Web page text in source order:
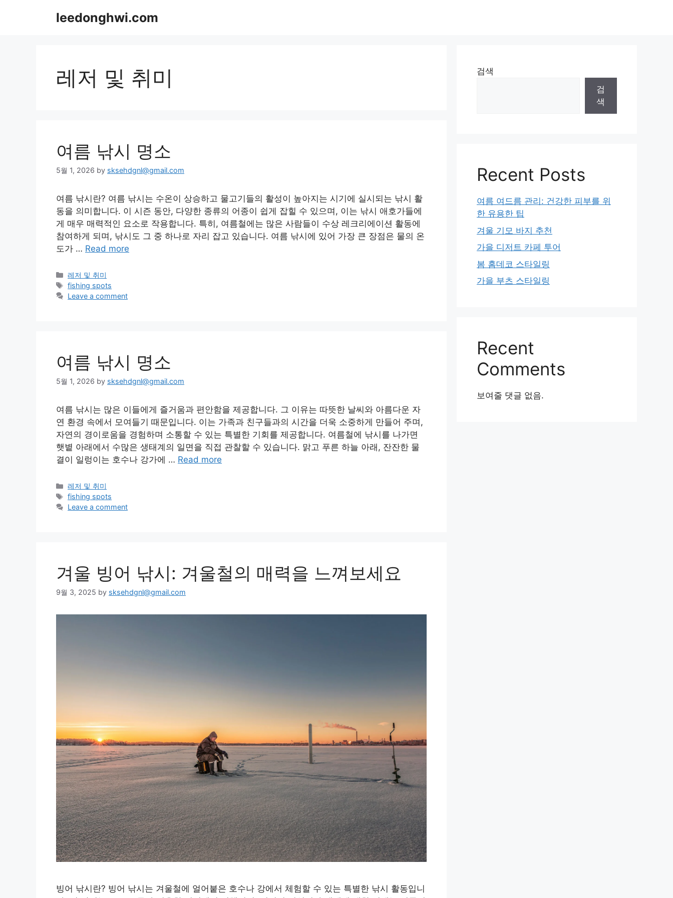
leedonghwi.com
레저 및 취미
여름 낚시 명소
5월 1, 2026 by sksehdgnl@gmail.com
여름 낚시란? 여름 낚시는 수온이 상승하고 물고기들의 활성이 높아지는 시기에 실시되는 낚시 활
동을 의미합니다. 이 시즌 동안, 다양한 종류의 어종이 쉽게 잡힐 수 있으며, 이는 낚시 애호가들에
게 매우 매력적인 요소로 작용합니다. 특히, 여름철에는 많은 사람들이 수상 레크리에이션 활동에
참여하게 되며, 낚시도 그 중 하나로 자리 잡고 있습니다. 여름 낚시에 있어 가장 큰 장점은 물의 온
도가 … Read more
Categories
레저 및 취미
Tags
fishing spots
Leave a comment
여름 낚시 명소
5월 1, 2026 by sksehdgnl@gmail.com
여름 낚시는 많은 이들에게 즐거움과 편안함을 제공합니다. 그 이유는 따뜻한 날씨와 아름다운 자
연 환경 속에서 모여들기 때문입니다. 이는 가족과 친구들과의 시간을 더욱 소중하게 만들어 주며,
자연의 경이로움을 경험하며 소통할 수 있는 특별한 기회를 제공합니다. 여름철에 낚시를 나가면
햇볕 아래에서 수많은 생태계의 일면을 직접 관찰할 수 있습니다. 맑고 푸른 하늘 아래, 잔잔한 물
결이 일렁이는 호수나 강가에 … Read more
Categories
레저 및 취미
Tags
fishing spots
Leave a comment
겨울 빙어 낚시: 겨울철의 매력을 느껴보세요
9월 3, 2025 by sksehdgnl@gmail.com
빙어 낚시란? 빙어 낚시는 겨울철에 얼어붙은 호수나 강에서 체험할 수 있는 특별한 낚시 활동입니
검색
검
색
Recent Posts
여름 여드름 관리: 건강한 피부를 위
한 유용한 팁
겨울 기모 바지 추천
가을 디저트 카페 투어
봄 홈데코 스타일링
가을 부츠 스타일링
Recent
Comments
보여줄 댓글 없음.